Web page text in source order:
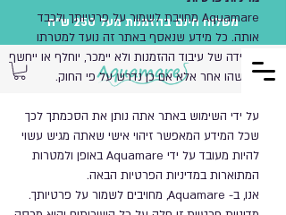
משלוח חינם בהזמנות מעל 250 ש"ח
Aquamare מחויבת לשמור על פרטיותך ולכבד
אותה. כל מידע שנאסף באתר זה נועד למטרתו
היחידה של עיבוד ההזמנות ולא יימכר, יוחלף או ייחשף
למישהו אחר אלא אם כן נדרש על פי החוק.
על ידי השימוש באתר אתה נותן את הסכמתך לכך
שכל המידע המאפשר זיהוי אישי שאתה מגיש עשוי
להיות מעובד על ידי Aquamare באופן ולמטרות
המתוארות במדיניות הפרטיות הבאה.
אנו, ב- Aquamare, מחויבים לשמור על פרטיותך.